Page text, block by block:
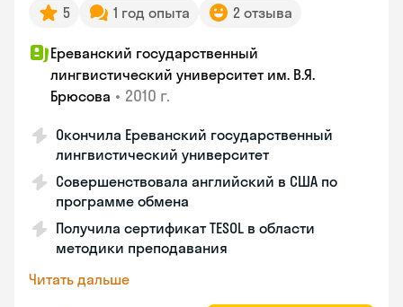
5 1 год опыта 2 отзыва
Ереванский государственный
лингвистический университет им. В.Я.
Брюсова • 2010 г.
Окончила Ереванский государственный
лингвистический университет
Совершенствовала английский в США по
программе обмена
Получила сертификат TESOL в области
методики преподавания
Читать дальше